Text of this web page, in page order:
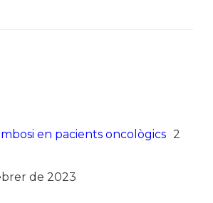
en pacients oncològics 2
de 2023